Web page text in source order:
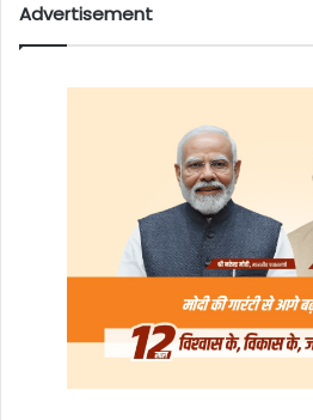
Advertisement